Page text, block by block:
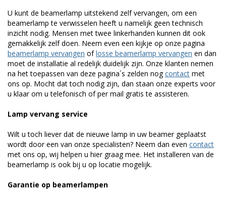
U kunt de beamerlamp uitstekend zelf vervangen, om een
beamerlamp te verwisselen heeft u namelijk geen technisch
inzicht nodig. Mensen met twee linkerhanden kunnen dit ook
gemakkelijk zelf doen. Neem even een kijkje op onze pagina
beamerlamp vervangen oflosse beamerlamp vervangen en dan
moet de installatie al redelijk duidelijk zijn. Onze klanten nemen
na het toepassen van deze pagina´s zelden nogcontact met
ons op. Mocht dat toch nodig zijn, dan staan onze experts voor
u klaar om u telefonisch of per mail gratis te assisteren.
Lamp vervang service
Wilt u toch liever dat de nieuwe lamp in uw beamer geplaatst
wordt door een van onze specialisten? Neem dan even contact
met ons op, wij helpen u hier graag mee. Het installeren van de
beamerlamp is ook bij u op locatie mogelijk.
Garantie op beamerlampen